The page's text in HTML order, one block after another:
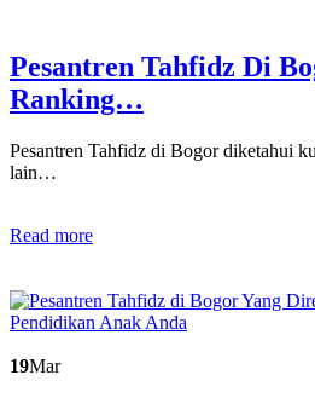
Pesantren Tahfidz Di
Ranking…
Pesantren Tahfidz di Bogor diketahui
lain…
Read more
19Mar